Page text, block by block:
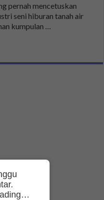
pernah mencetuskan
seni hiburan tanah air
kumpulan …